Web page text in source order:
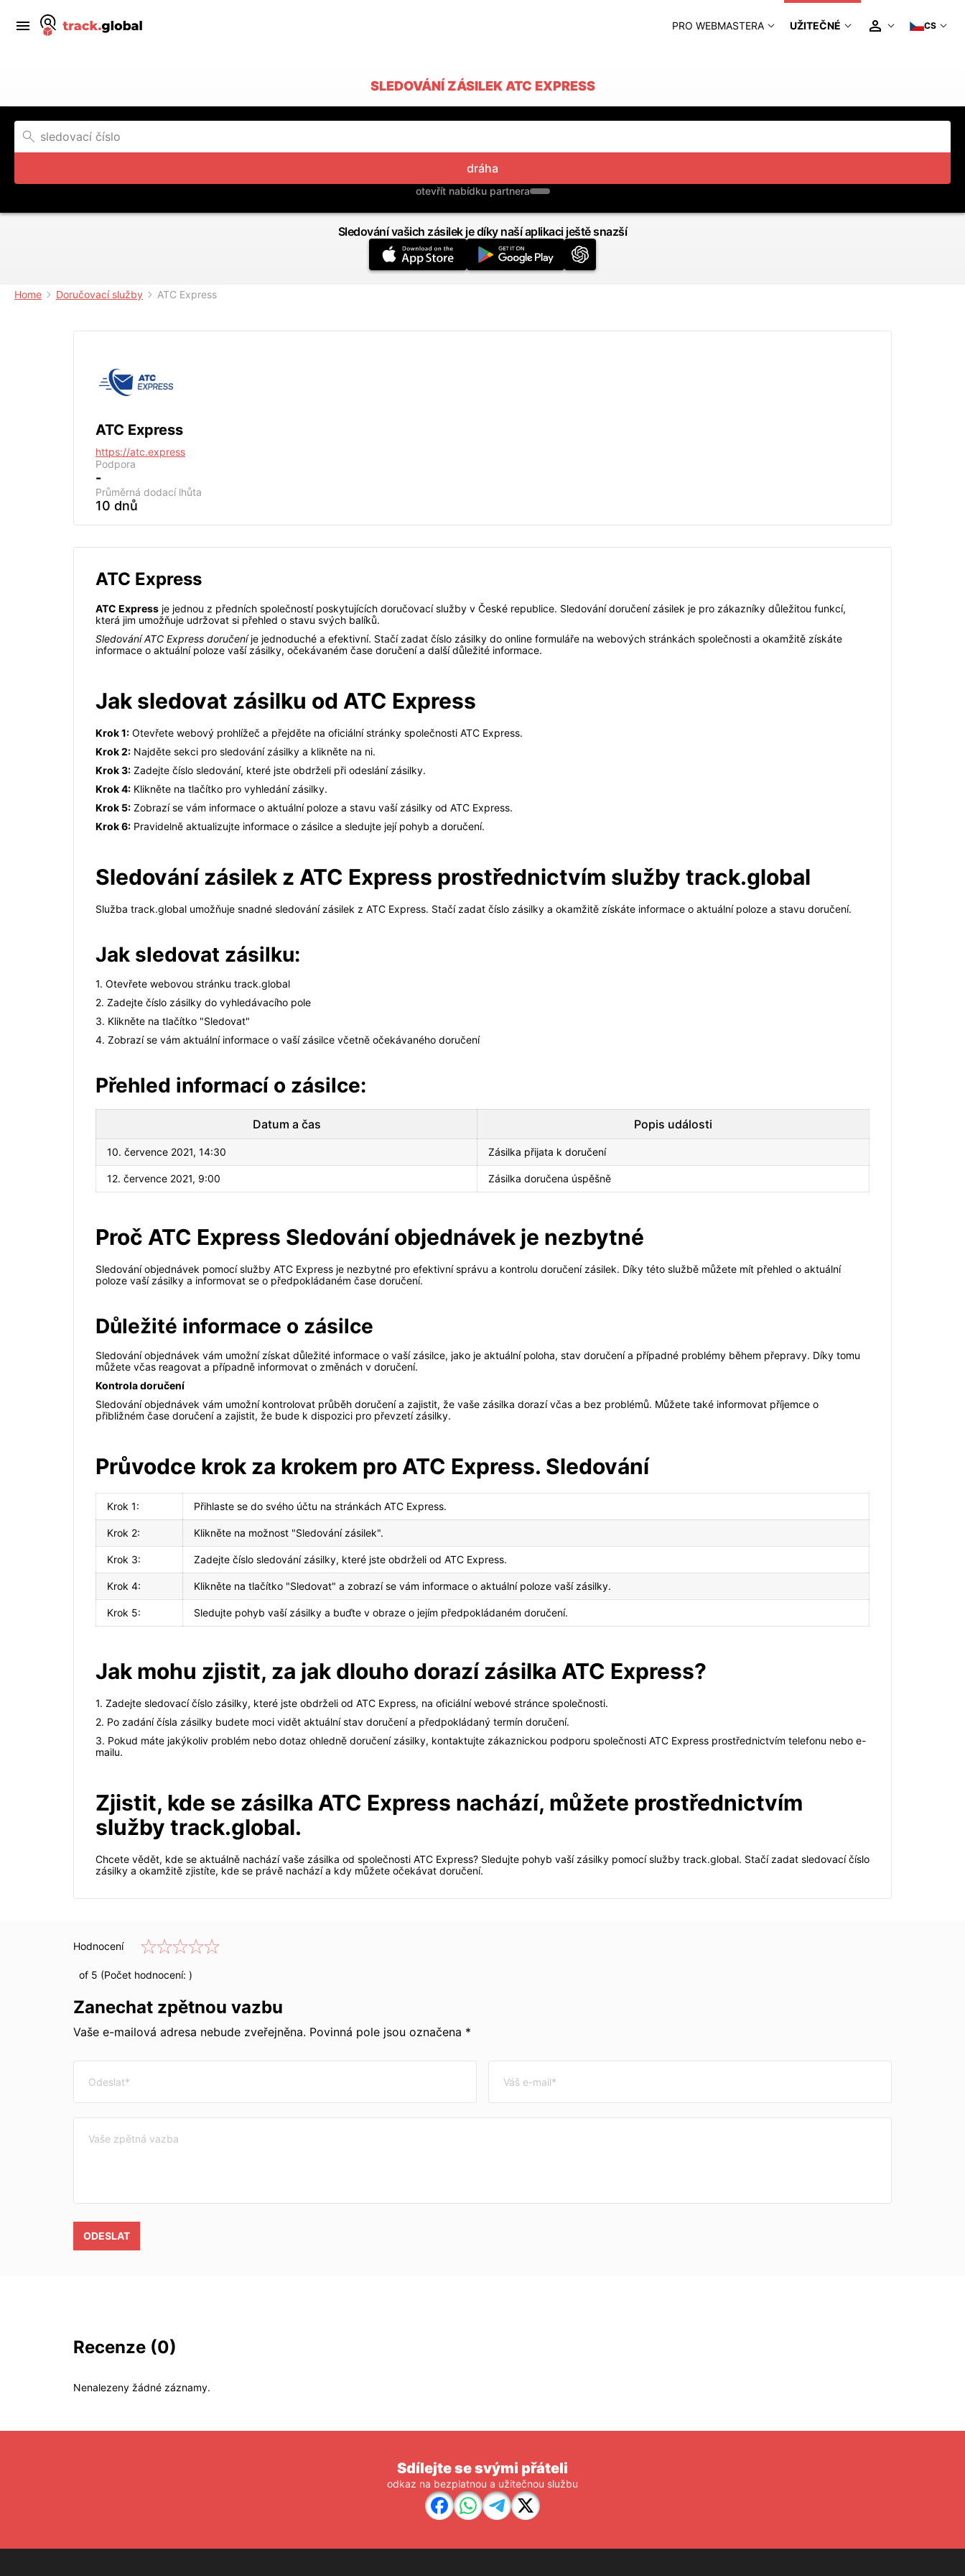
PRO WEBMASTERA UŽITEČNÉ CS
SLEDOVÁNÍ ZÁSILEK ATC EXPRESS
dráha
otevřít nabídku partnera
Sledování vašich zásilek je díky naší aplikaci ještě snazší
Home Doručovací služby ATC Express
ATC Express
https://atc.express
Podpora
-
Průměrná dodací lhůta
10 dnů
ATC Express
ATC Express je jednou z předních společností poskytujících doručovací služby v České republice. Sledování doručení zásilek je pro zákazníky důležitou funkcí,
která jim umožňuje udržovat si přehled o stavu svých balíků.
Sledování ATC Express doručeníje jednoduché a efektivní. Stačí zadat číslo zásilky do online formuláře na webových stránkách společnosti a okamžitě získáte
informace o aktuální poloze vaší zásilky, očekávaném čase doručení a další důležité informace.
Jak sledovat zásilku od ATC Express
Krok 1: Otevřete webový prohlížeč a přejděte na oficiální stránky společnosti ATC Express.
Krok 2: Najděte sekci pro sledování zásilky a klikněte na ni.
Krok 3: Zadejte číslo sledování, které jste obdrželi při odeslání zásilky.
Krok 4: Klikněte na tlačítko pro vyhledání zásilky.
Krok 5: Zobrazí se vám informace o aktuální poloze a stavu vaší zásilky od ATC Express.
Krok 6: Pravidelně aktualizujte informace o zásilce a sledujte její pohyb a doručení.
Sledování zásilek z ATC Express prostřednictvím služby track.global
Služba track.global umožňuje snadné sledování zásilek z ATC Express. Stačí zadat číslo zásilky a okamžitě získáte informace o aktuální poloze a stavu doručení.
Jak sledovat zásilku:
1. Otevřete webovou stránku track.global
2. Zadejte číslo zásilky do vyhledávacího pole
3. Klikněte na tlačítko "Sledovat"
4. Zobrazí se vám aktuální informace o vaší zásilce včetně očekávaného doručení
Přehled informací o zásilce:
Datum a čas Popis události
10. července 2021, 14:30 Zásilka přijata k doručení
12. července 2021, 9:00 Zásilka doručena úspěšně
Proč ATC Express Sledování objednávek je nezbytné
Sledování objednávek pomocí služby ATC Express je nezbytné pro efektivní správu a kontrolu doručení zásilek. Díky této službě můžete mít přehled o aktuální
poloze vaší zásilky a informovat se o předpokládaném čase doručení.
Důležité informace o zásilce
Sledování objednávek vám umožní získat důležité informace o vaší zásilce, jako je aktuální poloha, stav doručení a případné problémy během přepravy. Díky tomu
můžete včas reagovat a případně informovat o změnách v doručení.
Kontrola doručení
Sledování objednávek vám umožní kontrolovat průběh doručení a zajistit, že vaše zásilka dorazí včas a bez problémů. Můžete také informovat příjemce o
přibližném čase doručení a zajistit, že bude k dispozici pro převzetí zásilky.
Průvodce krok za krokem pro ATC Express. Sledování
Krok 1: Přihlaste se do svého účtu na stránkách ATC Express.
Krok 2: Klikněte na možnost "Sledování zásilek".
Krok 3: Zadejte číslo sledování zásilky, které jste obdrželi od ATC Express.
Krok 4: Klikněte na tlačítko "Sledovat" a zobrazí se vám informace o aktuální poloze vaší zásilky.
Krok 5: Sledujte pohyb vaší zásilky a buďte v obraze o jejím předpokládaném doručení.
Jak mohu zjistit, za jak dlouho dorazí zásilka ATC Express?
1. Zadejte sledovací číslo zásilky, které jste obdrželi od ATC Express, na oficiální webové stránce společnosti.
2. Po zadání čísla zásilky budete moci vidět aktuální stav doručení a předpokládaný termín doručení.
3. Pokud máte jakýkoliv problém nebo dotaz ohledně doručení zásilky, kontaktujte zákaznickou podporu společnosti ATC Express prostřednictvím telefonu nebo e-
mailu.
Zjistit, kde se zásilka ATC Express nachází, můžete prostřednictvím
služby track.global.
Chcete vědět, kde se aktuálně nachází vaše zásilka od společnosti ATC Express? Sledujte pohyb vaší zásilky pomocí služby track.global. Stačí zadat sledovací číslo
zásilky a okamžitě zjistíte, kde se právě nachází a kdy můžete očekávat doručení.
Hodnocení
of 5 (Počet hodnocení: )
Zanechat zpětnou vazbu
Vaše e-mailová adresa nebude zveřejněna. Povinná pole jsou označena *
ODESLAT
Recenze (0)
Nenalezeny žádné záznamy.
Sdílejte se svými přáteli
odkaz na bezplatnou a užitečnou službu